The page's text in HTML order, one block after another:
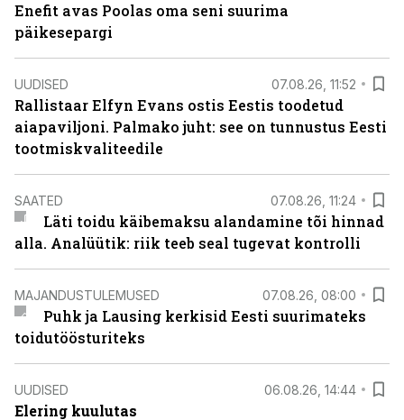
Enefit avas Poolas oma seni suurima
päikesepargi
UUDISED 07.08.26, 11:52
Rallistaar Elfyn Evans ostis Eestis toodetud
aiapaviljoni. Palmako juht: see on tunnustus Eesti
tootmiskvaliteedile
SAATED 07.08.26, 11:24
Läti toidu käibemaksu alandamine tõi hinnad
alla. Analüütik: riik teeb seal tugevat kontrolli
MAJANDUSTULEMUSED 07.08.26, 08:00
Puhk ja Lausing kerkisid Eesti suurimateks
toidutöösturiteks
UUDISED 06.08.26, 14:44
Elering kuulutas